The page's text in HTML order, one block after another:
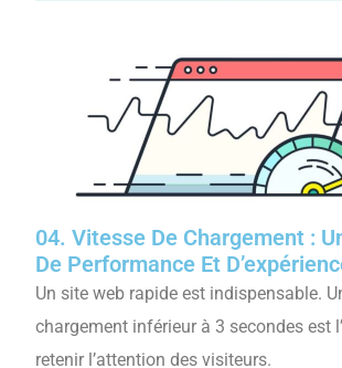
04. Vitesse De Chargement :
De Performance Et
Un site web rapide est indispensable.
chargement inférieur à 3 secondes est
retenir l’attention des visiteurs.